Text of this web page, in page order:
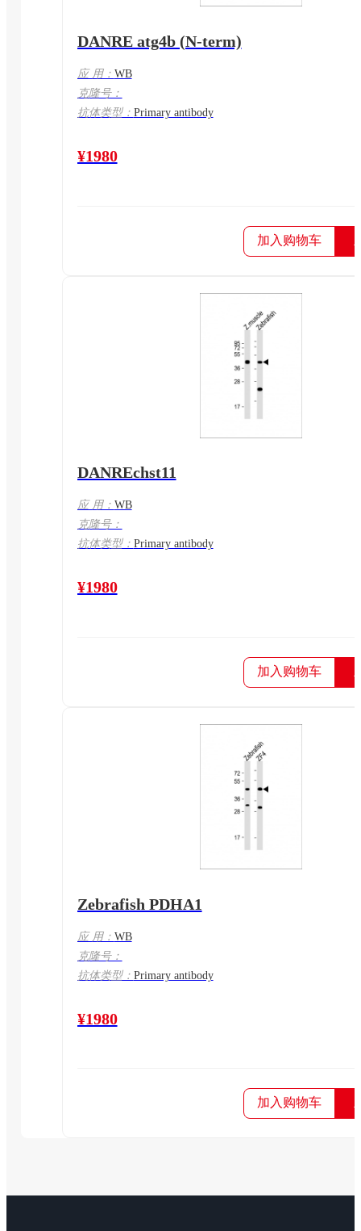
DANRE atg4b (N-term)
应 用： WB
克隆号：
抗体类型： Primary antibody
¥1980
加入购物车
DANREchst11
应 用： WB
克隆号：
抗体类型： Primary antibody
¥1980
加入购物车
Zebrafish PDHA1
应 用： WB
克隆号：
抗体类型： Primary antibody
¥1980
加入购物车